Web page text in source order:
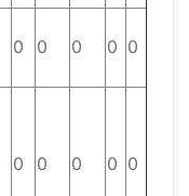
0 0 0 0 0
0 0 0 0 0